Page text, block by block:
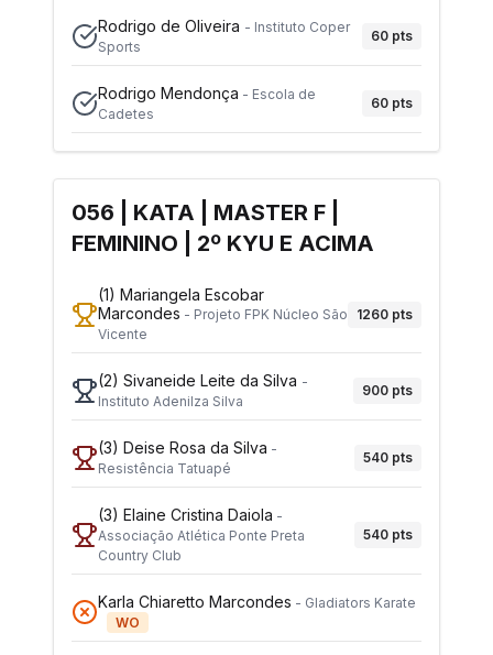
Rodrigo de Oliveira - Instituto Coper
Sports
60 pts
Rodrigo Mendonça - Escola de
Cadetes
60 pts
056 | KATA | MASTER F |
FEMININO | 2º KYU E ACIMA
(1) Mariangela Escobar
Marcondes - Projeto FPK Núcleo São
Vicente
1260 pts
(2) Sivaneide Leite da Silva -
Instituto Adenilza Silva
900 pts
(3) Deise Rosa da Silva -
Resistência Tatuapé
540 pts
(3) Elaine Cristina Daiola -
Associação Atlética Ponte Preta
Country Club
540 pts
Karla Chiaretto Marcondes - Gladiators Karate
WO